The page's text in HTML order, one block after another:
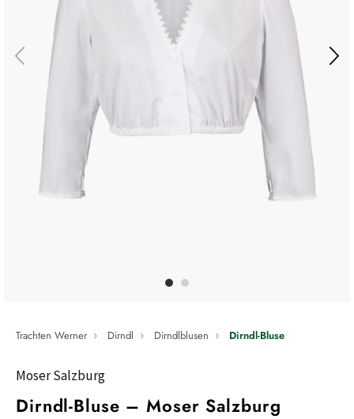
Trachten Werner Dirndl Dirndlblusen Dirndl-Bluse
Moser Salzburg
Dirndl-Bluse – Moser Salzburg